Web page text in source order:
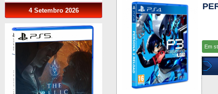
4 Setembro 2026
Em